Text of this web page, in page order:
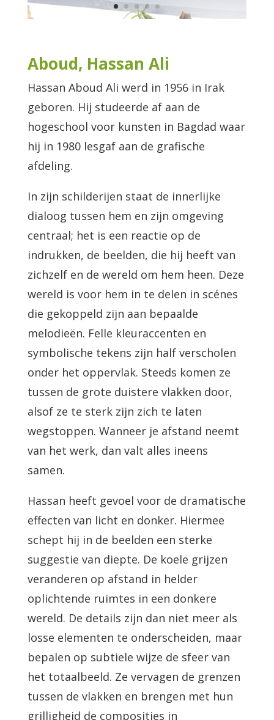
Aboud, Hassan Ali
Hassan Aboud Ali werd in 1956 in Irak
geboren. Hij studeerde af aan de
hogeschool voor kunsten in Bagdad waar
hij in 1980 lesgaf aan de grafische
afdeling.
In zijn schilderijen staat de innerlijke
dialoog tussen hem en zijn omgeving
centraal; het is een reactie op de
indrukken, de beelden, die hij heeft van
zichzelf en de wereld om hem heen. Deze
wereld is voor hem in te delen in scénes
die gekoppeld zijn aan bepaalde
melodieën. Felle kleuraccenten en
symbolische tekens zijn half verscholen
onder het oppervlak. Steeds komen ze
tussen de grote duistere vlakken door,
alsof ze te sterk zijn zich te laten
wegstoppen. Wanneer je afstand neemt
van het werk, dan valt alles ineens
samen.
Hassan heeft gevoel voor de dramatische
effecten van licht en donker. Hiermee
schept hij in de beelden een sterke
suggestie van diepte. De koele grijzen
veranderen op afstand in helder
oplichtende ruimtes in een donkere
wereld. De details zijn dan niet meer als
losse elementen te onderscheiden, maar
bepalen op subtiele wijze de sfeer van
het totaalbeeld. Ze vervagen de grenzen
tussen de vlakken en brengen met hun
grilligheid de composities in